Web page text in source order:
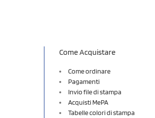
Come Acquistare
Come ordinare
Pagamenti
Invio file di stampa
Acquisti MePA
Tabelle colori di stampa